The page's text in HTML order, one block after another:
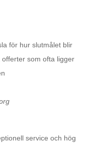
för hur slutmålet blir
som ofta ligger
service och hög